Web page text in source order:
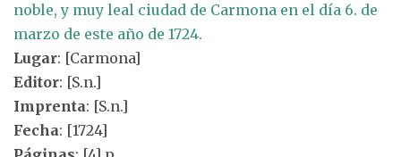
noble, y muy leal ciudad de Carmona en el día 6. de
marzo de este año de 1724.
Lugar: [Carmona]
Editor: [S.n.]
Imprenta: [S.n.]
Fecha: [1724]